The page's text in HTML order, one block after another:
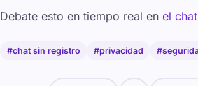
Debate esto en tiempo real en el
#chat sin registro #privacidad